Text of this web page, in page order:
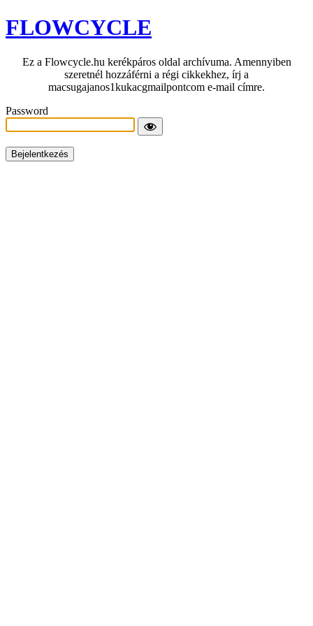
FLOWCYCLE
Ez a Flowcycle.hu kerékpáros oldal archívuma. Amennyiben
szeretnél hozzáférni a régi cikkekhez, írj a
macsugajanos1kukacgmailpontcom e-mail címre.
Password